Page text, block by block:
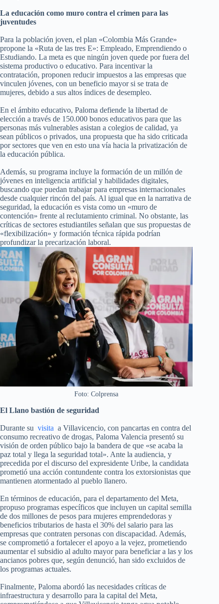
La educación como muro contra el crimen para las
juventudes
Para la población joven, el plan «Colombia Más Grande»
propone la «Ruta de las tres E»: Empleado, Emprendiendo o
Estudiando. La meta es que ningún joven quede por fuera del
sistema productivo o educativo. Para incentivar la
contratación, proponen reducir impuestos a las empresas que
vinculen jóvenes, con un beneficio mayor si se trata de
mujeres, debido a sus altos índices de desempleo.
En el ámbito educativo, Paloma defiende la libertad de
elección a través de 150.000 bonos educativos para que las
personas más vulnerables asistan a colegios de calidad, ya
sean públicos o privados, una propuesta que ha sido criticada
por sectores que ven en esto una vía hacia la privatización de
la educación pública.
Además, su programa incluye la formación de un millón de
jóvenes en inteligencia artificial y habilidades digitales,
buscando que puedan trabajar para empresas internacionales
desde cualquier rincón del país. Al igual que en la narrativa de
seguridad, la educación es vista como un «muro de
contención» frente al reclutamiento criminal. No obstante, las
críticas de sectores estudiantiles señalan que sus propuestas de
«flexibilización» y formación técnica rápida podrían
profundizar la precarización laboral.
Foto: Colprensa
El Llano bastión de seguridad
Durante su visita a Villavicencio, con pancartas en contra del
consumo recreativo de drogas, Paloma Valencia presentó su
visión de orden público bajo la bandera de que «se acaba la
paz total y llega la seguridad total». Ante la audiencia, y
precedida por el discurso del expresidente Uribe, la candidata
prometió una acción contundente contra los extorsionistas que
mantienen atormentado al pueblo llanero.
En términos de educación, para el departamento del Meta,
propuso programas específicos que incluyen un capital semilla
de dos millones de pesos para mujeres emprendedoras y
beneficios tributarios de hasta el 30% del salario para las
empresas que contraten personas con discapacidad. Además,
se comprometió a fortalecer el apoyo a la vejez, prometiendo
aumentar el subsidio al adulto mayor para beneficiar a las y los
ancianos pobres que, según denunció, han sido excluidos de
los programas actuales.
Finalmente, Paloma abordó las necesidades críticas de
infraestructura y desarrollo para la capital del Meta,